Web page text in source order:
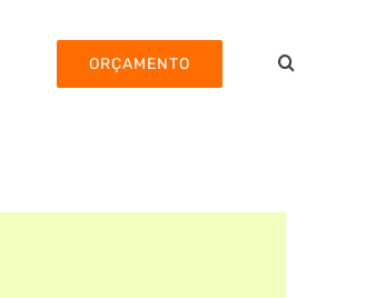
ORÇAMENTO